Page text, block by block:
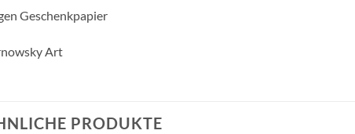
Geschenkpapier
Art
PRODUKTE